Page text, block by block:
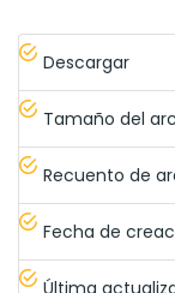
Descargar
Tamaño del
Recuento de
Fecha de
Última